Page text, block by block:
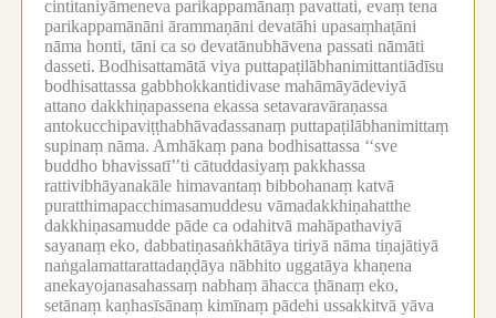
cintitaniyāmeneva parikappamānaṃ pavattati, evaṃ tena
parikappamānāni ārammaṇāni devatāhi upasaṃhaṭāni
nāma honti, tāni ca so devatānubhāvena passati nāmāti
dasseti. Bodhisattamātā viya puttapaṭilābhanimittantiādīsu
bodhisattassa gabbhokkantidivase mahāmāyādeviyā
attano dakkhiṇapassena ekassa setavaravāraṇassa
antokucchipaviṭṭhabhāvadassanaṃ puttapaṭilābhanimittaṃ
supinaṃ nāma. Amhākaṃ pana bodhisattassa ‘‘sve
buddho bhavissatī’’ti cātuddasiyaṃ pakkhassa
rattivibhāyanakāle himavantaṃ bibbohanaṃ katvā
puratthimapacchimasamuddesu vāmadakkhiṇahatthe
dakkhiṇasamudde pāde ca odahitvā mahāpathaviyā
sayanaṃ eko, dabbatiṇasaṅkhātāya tiriyā nāma tiṇajātiyā
naṅgalamattarattadaṇḍāya nābhito uggatāya khaṇena
anekayojanasahassaṃ nabhaṃ āhacca ṭhānaṃ eko,
setānaṃ kaṇhasīsānaṃ kimīnaṃ pādehi ussakkitvā yāva